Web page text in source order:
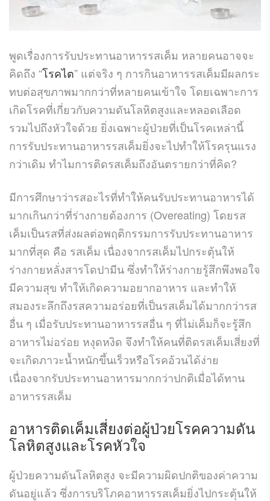
พูดเรื่องการรับประทานอาหารรสเค็ม หลายคนอาจจะ
คิดถึง “โรคไต” แต่จริง ๆ การกินอาหารรสเค็มมีผลกระ
ทบต่อสุขภาพมากกว่าที่หลายคนเข้าใจ โดยเฉพาะการ
เกิดโรคที่เกี่ยวกับความดันโลหิตสูงและหลอดเลือด
รวมไปถึงหัวใจด้วย ยิ่งเฉพาะผู้ป่วยที่เป็นโรคเหล่านี้
การรับประทานอาหารรสเค็มยิ่งจะไปทำให้โรครุนแรง
กว่าเดิม ทำไมการติดรสเค็มถึงอันตรายกว่าที่คิด?
มีการศึกษาว่ารสอะไรที่ทำให้คนรับประทานอาหารได้
มากเกินกว่าที่ร่างกายต้องการ (Overeating) โดยรส
เค็มเป็นรสที่ส่งผลต่อพฤติกรรมการรับประทานอาหาร
มากที่สุด คือ รสเค็ม เนื่องจากรสเค็มไปกระตุ้นให้
ร่างกายหลั่งสารโดปามีน ซึ่งทำให้ร่างกายรู้สึกพึงพอใจ
มีความสุข ทำให้เกิดความอยากอาหาร และทำให้
สมองระลึกถึงรสความอร่อยที่เป็นรสเค็มได้มากกว่ารส
อื่น ๆ เมื่อรับประทานอาหารรสอื่น ๆ ที่ไม่เค็มก็จะรู้สึก
อาหารไม่อร่อย หงุดหงิด จึงทำให้คนที่ติดรสเค็มเสี่ยงที่
จะเกิดภาวะน้ำหนักขึ้นเร็วหรือโรคอ้วนได้ง่าย
เนื่องจากรับประทานอาหารมากกว่าปกติเมื่อได้ทาน
อาหารรสเค็ม
อาหารติดเค็มเสี่ยงต่อผู้ป่วยโรคความดัน
โลหิตสูงและโรคหัวใจ
ผู้ป่วยความดันโลหิตสูง จะมีความผิดปกติของค่าความ
ดันอยู่แล้ว ซึ่งการบริโภคอาหารรสเค็มยิ่งไปกระตุ้นให้